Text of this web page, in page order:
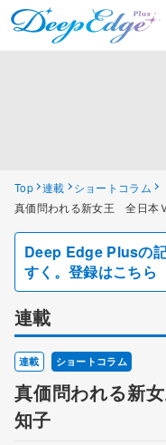
Top 連載
ショートコラム
真価問われる新女王 全日本
Deep Edge Plusの
すく。登録はこちら
連載
連載 ショートコラム
真価問われる新
知子